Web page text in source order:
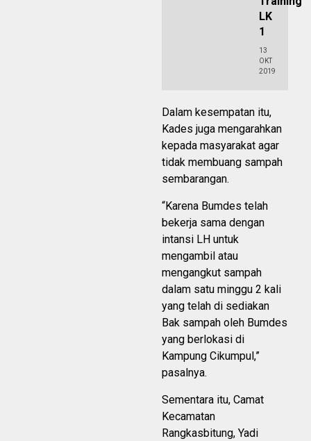
LK
1
13
OKT
2019
Dalam kesempatan itu,
Kades juga mengarahkan
kepada masyarakat agar
tidak membuang sampah
sembarangan.
“Karena Bumdes telah
bekerja sama dengan
intansi LH untuk
mengambil atau
mengangkut sampah
dalam satu minggu 2 kali
yang telah di sediakan
Bak sampah oleh Bumdes
yang berlokasi di
Kampung Cikumpul,”
pasalnya.
Sementara itu, Camat
Kecamatan
Rangkasbitung, Yadi